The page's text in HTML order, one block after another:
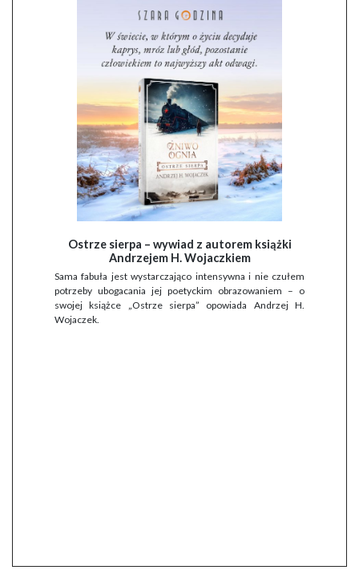
Ostrze sierpa – wywiad z autorem książki
Andrzejem H. Wojaczkiem
Sama fabuła jest wystarczająco intensywna i nie czułem
potrzeby ubogacania jej poetyckim obrazowaniem – o
swojej książce „Ostrze sierpa” opowiada Andrzej H.
Wojaczek.